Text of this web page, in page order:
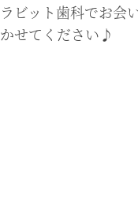
ラビット歯科でお会
かせてください♪